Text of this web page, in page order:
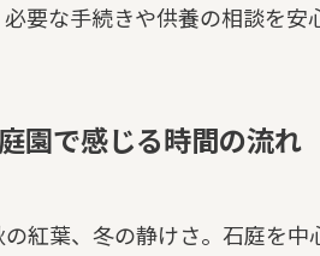
要な手続きや供養の相談を安
園で感じる時間の流れ
紅葉、冬の静けさ。石庭を